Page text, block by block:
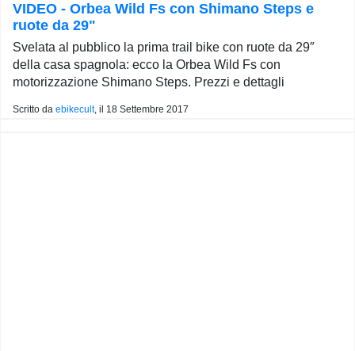
VIDEO - Orbea Wild Fs con Shimano Steps e
ruote da 29"
Svelata al pubblico la prima trail bike con ruote da 29″
della casa spagnola: ecco la Orbea Wild Fs con
motorizzazione Shimano Steps. Prezzi e dettagli
Scritto da ebikecult, il 18 Settembre 2017